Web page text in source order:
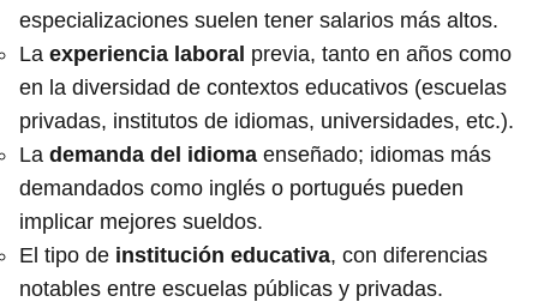
especializaciones suelen tener salarios más altos.
La experiencia laboral previa, tanto en años como
en la diversidad de contextos educativos (escuelas
privadas, institutos de idiomas, universidades, etc.).
La demanda del idioma enseñado; idiomas más
demandados como inglés o portugués pueden
implicar mejores sueldos.
El tipo de institución educativa, con diferencias
notables entre escuelas públicas y privadas.